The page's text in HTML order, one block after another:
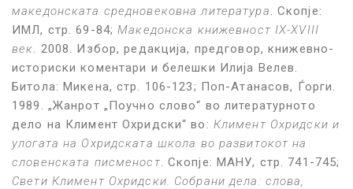
македонската средновековна литература . Скопје:
ИМЛ, стр. 69-84;Македонска книжевност IX-XVIII
век . 2008. Избор, редакција, предговор, книжевно-
историски коментари и белешки Илија Велев.
Битола: Микена, стр. 106-123; Поп-Атанасов, Ѓорги.
1989. „Жанрот „Поучно слово“ во литературното
дело на Климент Охридски“ во: Климент Охридски и
улогата на Охридската школа во развитокот на
словенската писменост . Скопје: МАНУ, стр. 741-745;
Свети Климент Охридски. Собрани дела: слова,